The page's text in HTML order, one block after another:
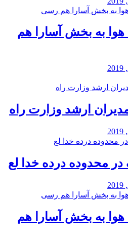
هوا به بخش آسارا هم
مدیران ارشد وزارت راه
محدوده درده خدا لع
هوا به بخش آسارا هم